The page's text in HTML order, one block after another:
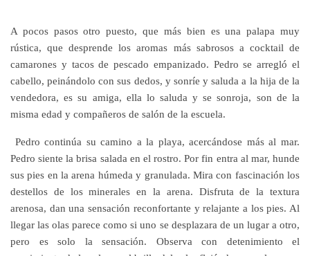
A pocos pasos otro puesto, que más bien es una palapa muy
rústica, que desprende los aromas más sabrosos a cocktail de
camarones y tacos de pescado empanizado. Pedro se arregló el
cabello, peinándolo con sus dedos, y sonríe y saluda a la hija de la
vendedora, es su amiga, ella lo saluda y se sonroja, son de la
misma edad y compañeros de salón de la escuela.
Pedro continúa su camino a la playa, acercándose más al mar.
Pedro siente la brisa salada en el rostro. Por fin entra al mar, hunde
sus pies en la arena húmeda y granulada. Mira con fascinación los
destellos de los minerales en la arena. Disfruta de la textura
arenosa, dan una sensación reconfortante y relajante a los pies. Al
llegar las olas parece como si uno se desplazara de un lugar a otro,
pero es solo la sensación. Observa con detenimiento el